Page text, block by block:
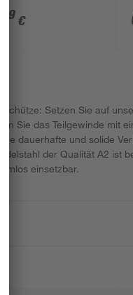
99 €
Setzen Sie auf
Sie das Teilgewinde mit
dauerhafte und solide
der Qualität A2 ist
einsetzbar.